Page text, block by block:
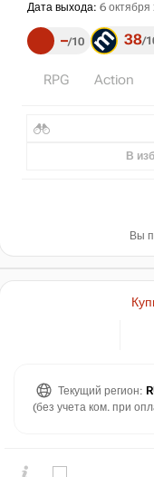
Дата выхода: 6 октября
– 10 38
RPG Action
В
Вы
Текущий регион:
(без учета ком. при